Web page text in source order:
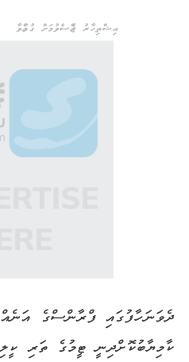
އިޝްތިހާރު ޖެއްސެވުމަށް ގުޅުއްވާ
ދެވަނަ ހާފުގައި ފްރާންސްގެ
ކާމިޔާބުކޮށްދިނީ ޓީމުގެ ތަރި